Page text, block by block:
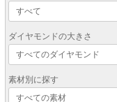
ダイヤモンドの大きさ
素材別に探す